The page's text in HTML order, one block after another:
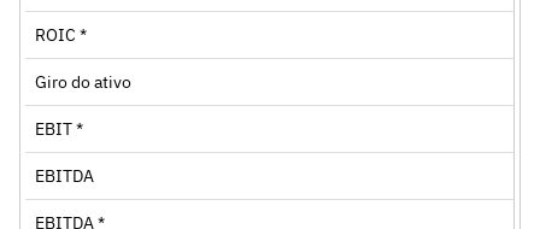
ROIC *
Giro do ativo
EBIT *
EBITDA
EBITDA *